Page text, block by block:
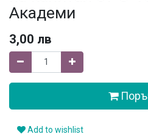
Академи
3,00 лв
Add to wishlist